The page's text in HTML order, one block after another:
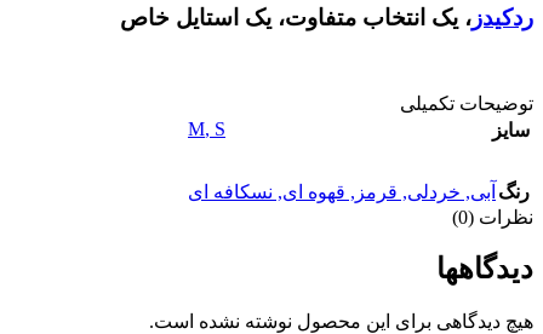
ردکیدز ، یک انتخاب متفاوت، یک استایل خاص
توضیحات تکمیلی
سایز
M, S
رنگ آبی, خردلی, قرمز , قهوه ای, نسکافه ای
نظرات (0)
دیدگاهها
هیچ دیدگاهی برای این محصول نوشته نشده است.